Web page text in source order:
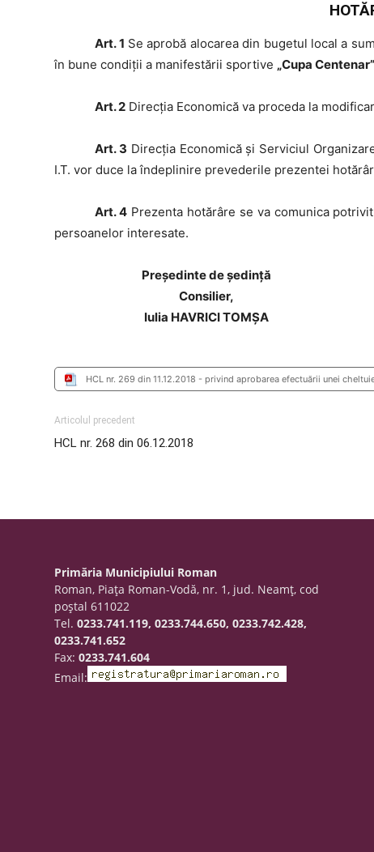
Art. 1 Se aprobă alocarea din bugetul local a
în bune condiții a manifestării sportive „Cupa Centenar”
Art. 2 Direcţia Economică va proceda la
Art. 3 Direcţia Economică și Serviciul
I.T. vor duce la îndeplinire prevederile prezentei
Art. 4 Prezenta hotărâre se va comunica
persoanelor interesate.
Preşedinte de şedinţă
Consilier,
Iulia HAVRICI TOMȘA
HCL nr. 269 din 11.12.2018 - privind aprobarea efectuării unei
Articolul precedent
HCL nr. 268 din 06.12.2018
Primăria Municipiului Roman
Roman, Piaţa Roman-Vodă, nr. 1, jud. Neamţ, cod
poştal 611022
Tel.0233.741.119, 0233.744.650, 0233.742.428,
0233.741.652
Fax:0233.741.604
Email: